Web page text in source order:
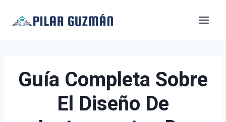
Guía Completa Sobre
El Diseño De